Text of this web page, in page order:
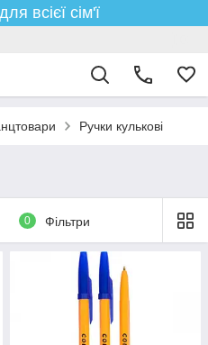
всієї сім'ї
Ручки кулькові
0 Фільтри